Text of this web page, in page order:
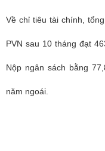
Về chỉ tiêu tài chính,
PVN sau 10 tháng đạt
Nộp ngân sách bằng
năm ngoái.